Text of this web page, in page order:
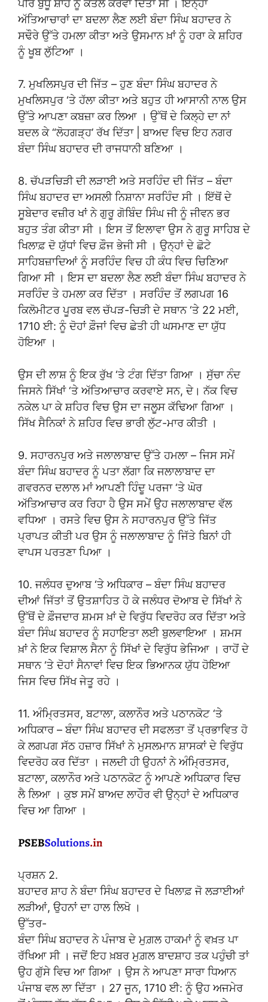
ਪੀਰ ਬੁੱਧੂ ਸ਼ਾਹ ਨੂੰ ਕਤਲ ਕਰਵਾ ਦਿੱਤਾ ਸੀ । ਇਨ੍ਹਾਂ
ਅੱਤਿਆਚਾਰਾਂ ਦਾ ਬਦਲਾ ਲੈਣ ਲਈ ਬੰਦਾ ਸਿੰਘ ਬਹਾਦਰ ਨੇ
ਸਢੌਰੇ ਉੱਤੇ ਹਮਲਾ ਕੀਤਾ ਅਤੇ ਉਸਮਾਨ ਖ਼ਾਂ ਨੂੰ ਹਰਾ ਕੇ ਸ਼ਹਿਰ
ਨੂੰ ਖੂਬ ਲੁੱਟਿਆ ।
7. ਮੁਖਲਿਸਪੁਰ ਦੀ ਜਿੱਤ – ਹੁਣ ਬੰਦਾ ਸਿੰਘ ਬਹਾਦਰ ਨੇ
ਮੁਖਲਿਸਪੁਰ ‘ਤੇ ਹੱਲਾ ਕੀਤਾ ਅਤੇ ਬਹੁਤ ਹੀ ਆਸਾਨੀ ਨਾਲ ਉਸ
ਉੱਤੇ ਆਪਣਾ ਕਬਜ਼ਾ ਕਰ ਲਿਆ । ਉੱਥੋਂ ਦੇ ਕਿਲ੍ਹੇ ਦਾ ਨਾਂ
ਬਦਲ ਕੇ “ਲੋਹਗੜ੍ਹ’ ਰੱਖ ਦਿੱਤਾ | ਬਾਅਦ ਵਿਚ ਇਹ ਨਗਰ
ਬੰਦਾ ਸਿੰਘ ਬਹਾਦਰ ਦੀ ਰਾਜਧਾਨੀ ਬਣਿਆ ।
8. ਚੱਪੜਚਿੜੀ ਦੀ ਲੜਾਈ ਅਤੇ ਸਰਹਿੰਦ ਦੀ ਜਿੱਤ – ਬੰਦਾ
ਸਿੰਘ ਬਹਾਦਰ ਦਾ ਅਸਲੀ ਨਿਸ਼ਾਨਾ ਸਰਹਿੰਦ ਸੀ । ਇੱਥੋਂ ਦੇ
ਸੂਬੇਦਾਰ ਵਜ਼ੀਰ ਖਾਂ ਨੇ ਗੁਰੂ ਗੋਬਿੰਦ ਸਿੰਘ ਜੀ ਨੂੰ ਜੀਵਨ ਭਰ
ਬਹੁਤ ਤੰਗ ਕੀਤਾ ਸੀ । ਇਸ ਤੋਂ ਇਲਾਵਾ ਉਸ ਨੇ ਗੁਰੂ ਸਾਹਿਬ ਦੇ
ਖਿਲਾਫ਼ ਦੋ ਯੁੱਧਾਂ ਵਿਚ ਫ਼ੌਜ ਭੇਜੀ ਸੀ । ਉਨ੍ਹਾਂ ਦੇ ਛੋਟੇ
ਸਾਹਿਬਜ਼ਾਦਿਆਂ ਨੂੰ ਸਰਹਿੰਦ ਵਿਚ ਹੀ ਕੰਧ ਵਿਚ ਚਿਣਿਆ
ਗਿਆ ਸੀ । ਇਸ ਦਾ ਬਦਲਾ ਲੈਣ ਲਈ ਬੰਦਾ ਸਿੰਘ ਬਹਾਦਰ ਨੇ
ਸਰਹਿੰਦ ਤੇ ਹਮਲਾ ਕਰ ਦਿੱਤਾ । ਸਰਹਿੰਦ ਤੋਂ ਲਗਪਗ 16
ਕਿਲੋਮੀਟਰ ਪੂਰਬ ਵਲ ਚੱਪੜ-ਚਿੜੀ ਦੇ ਸਥਾਨ ‘ਤੇ 22 ਮਈ,
1710 ਈ: ਨੂੰ ਦੋਹਾਂ ਫ਼ੌਜਾਂ ਵਿਚ ਛੇਤੀ ਹੀ ਘਸਮਾਣ ਦਾ ਯੁੱਧ
ਹੋਇਆ ।
ਉਸ ਦੀ ਲਾਸ਼ ਨੂੰ ਇਕ ਰੁੱਖ ‘ਤੇ ਟੰਗ ਦਿੱਤਾ ਗਿਆ । ਸੁੱਚਾ ਨੰਦ
ਜਿਸਨੇ ਸਿੱਖਾਂ ‘ਤੇ ਅੱਤਿਆਚਾਰ ਕਰਵਾਏ ਸਨ, ਦੇ। ਨੱਕ ਵਿਚ
ਨਕੇਲ ਪਾ ਕੇ ਸ਼ਹਿਰ ਵਿਚ ਉਸ ਦਾ ਜਲੂਸ ਕੱਢਿਆ ਗਿਆ ।
ਸਿੱਖ ਸੈਨਿਕਾਂ ਨੇ ਸ਼ਹਿਰ ਵਿਚ ਭਾਰੀ ਲੁੱਟ-ਮਾਰ ਕੀਤੀ ।
9. ਸਹਾਰਨਪੁਰ ਅਤੇ ਜਲਾਲਾਬਾਦ ਉੱਤੇ ਹਮਲਾ – ਜਿਸ ਸਮੇਂ
ਬੰਦਾ ਸਿੰਘ ਬਹਾਦਰ ਨੂੰ ਪਤਾ ਲੱਗਾ ਕਿ ਜਲਾਲਾਬਾਦ ਦਾ
ਗਵਰਨਰ ਦਲਾਲ ਮਾਂ ਆਪਣੀ ਹਿੰਦੂ ਪਰਜਾ ‘ਤੇ ਘੋਰ
ਅੱਤਿਆਚਾਰ ਕਰ ਰਿਹਾ ਹੈ ਉਸ ਸਮੇਂ ਉਹ ਜਲਾਲਾਬਾਦ ਵੱਲ
ਵਧਿਆ । ਰਸਤੇ ਵਿਚ ਉਸ ਨੇ ਸਹਾਰਨਪੁਰ ਉੱਤੇ ਜਿੱਤ
ਪ੍ਰਾਪਤ ਕੀਤੀ ਪਰ ਉਸ ਨੂੰ ਜਲਾਲਾਬਾਦ ਨੂੰ ਜਿੱਤੇ ਬਿਨਾਂ ਹੀ
ਵਾਪਸ ਪਰਤਣਾ ਪਿਆ ।
10. ਜਲੰਧਰ ਦੁਆਬ ‘ਤੇ ਅਧਿਕਾਰ – ਬੰਦਾ ਸਿੰਘ ਬਹਾਦਰ
ਦੀਆਂ ਜਿੱਤਾਂ ਤੋਂ ਉਤਸ਼ਾਹਿਤ ਹੋ ਕੇ ਜਲੰਧਰ ਦੋਆਬ ਦੇ ਸਿੱਖਾਂ ਨੇ
ਉੱਥੋਂ ਦੇ ਫ਼ੌਜਦਾਰ ਸ਼ਮਸ ਖ਼ਾਂ ਦੇ ਵਿਰੁੱਧ ਵਿਦਰੋਹ ਕਰ ਦਿੱਤਾ ਅਤੇ
ਬੰਦਾ ਸਿੰਘ ਬਹਾਦਰ ਨੂੰ ਸਹਾਇਤਾ ਲਈ ਬੁਲਵਾਇਆ । ਸ਼ਮਸ
ਖ਼ਾਂ ਨੇ ਇਕ ਵਿਸ਼ਾਲ ਸੈਨਾ ਨੂੰ ਸਿੱਖਾਂ ਦੇ ਵਿਰੁੱਧ ਭੇਜਿਆ । ਰਾਹੋਂ ਦੇ
ਸਥਾਨ ‘ਤੇ ਦੋਹਾਂ ਸੈਨਾਵਾਂ ਵਿਚ ਇਕ ਭਿਆਨਕ ਯੁੱਧ ਹੋਇਆ
ਜਿਸ ਵਿਚ ਸਿੱਖ ਜੇਤੂ ਰਹੇ ।
11. ਅੰਮ੍ਰਿਤਸਰ, ਬਟਾਲਾ, ਕਲਾਨੌਰ ਅਤੇ ਪਠਾਨਕੋਟ ‘ਤੇ
ਅਧਿਕਾਰ – ਬੰਦਾ ਸਿੰਘ ਬਹਾਦਰ ਦੀ ਸਫਲਤਾ ਤੋਂ ਪ੍ਰਭਾਵਿਤ ਹੋ
ਕੇ ਲਗਪਗ ਸੱਠ ਹਜ਼ਾਰ ਸਿੱਖਾਂ ਨੇ ਮੁਸਲਮਾਨ ਸ਼ਾਸਕਾਂ ਦੇ ਵਿਰੁੱਧ
ਵਿਦਰੋਹ ਕਰ ਦਿੱਤਾ । ਜਲਦੀ ਹੀ ਉਹਨਾਂ ਨੇ ਅੰਮ੍ਰਿਤਸਰ,
ਬਟਾਲਾ, ਕਲਾਨੌਰ ਅਤੇ ਪਠਾਨਕੋਟ ਨੂੰ ਆਪਣੇ ਅਧਿਕਾਰ ਵਿਚ
ਲੈ ਲਿਆ । ਕੁਝ ਸਮੇਂ ਬਾਅਦ ਲਾਹੌਰ ਵੀ ਉਨ੍ਹਾਂ ਦੇ ਅਧਿਕਾਰ
ਵਿਚ ਆ ਗਿਆ ।
ਪ੍ਰਸ਼ਨ 2.
ਬਹਾਦਰ ਸ਼ਾਹ ਨੇ ਬੰਦਾ ਸਿੰਘ ਬਹਾਦਰ ਦੇ ਖਿਲਾਫ਼ ਜੋ ਲੜਾਈਆਂ
ਲੜੀਆਂ, ਉਹਨਾਂ ਦਾ ਹਾਲ ਲਿਖੋ ।
ਉੱਤਰ-
ਬੰਦਾ ਸਿੰਘ ਬਹਾਦਰ ਨੇ ਪੰਜਾਬ ਦੇ ਮੁਗ਼ਲ ਹਾਕਮਾਂ ਨੂੰ ਵਖ਼ਤ ਪਾ
ਰੱਖਿਆ ਸੀ । ਜਦੋਂ ਇਹ ਖ਼ਬਰ ਮੁਗ਼ਲ ਬਾਦਸ਼ਾਹ ਤਕ ਪਹੁੰਚੀ ਤਾਂ
ਉਹ ਗੁੱਸੇ ਵਿਚ ਆ ਗਿਆ । ਉਸ ਨੇ ਆਪਣਾ ਸਾਰਾ ਧਿਆਨ
ਪੰਜਾਬ ਵਲ ਲਾ ਦਿੱਤਾ । 27 ਜੂਨ, 1710 ਈ: ਨੂੰ ਉਹ ਅਜਮੇਰ